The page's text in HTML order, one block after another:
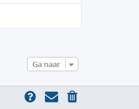
Ga naar